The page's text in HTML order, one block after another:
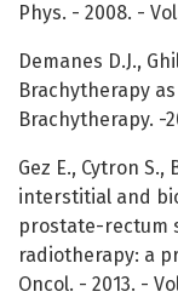
Phys. - 2008. -
Demanes D.J.,
Brachytherapy
Brachytherapy. -
Gez E., Cytron
interstitial and
prostate-rectum
radiotherapy: a
Oncol. - 2013. -